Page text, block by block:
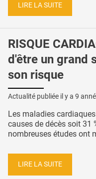
LIRE LA SUITE
RISQUE
d'être un grand
son risque
Actualité publiée il y a 9
Les maladies
causes de décès soit 31
nombreuses études ont
LIRE LA SUITE